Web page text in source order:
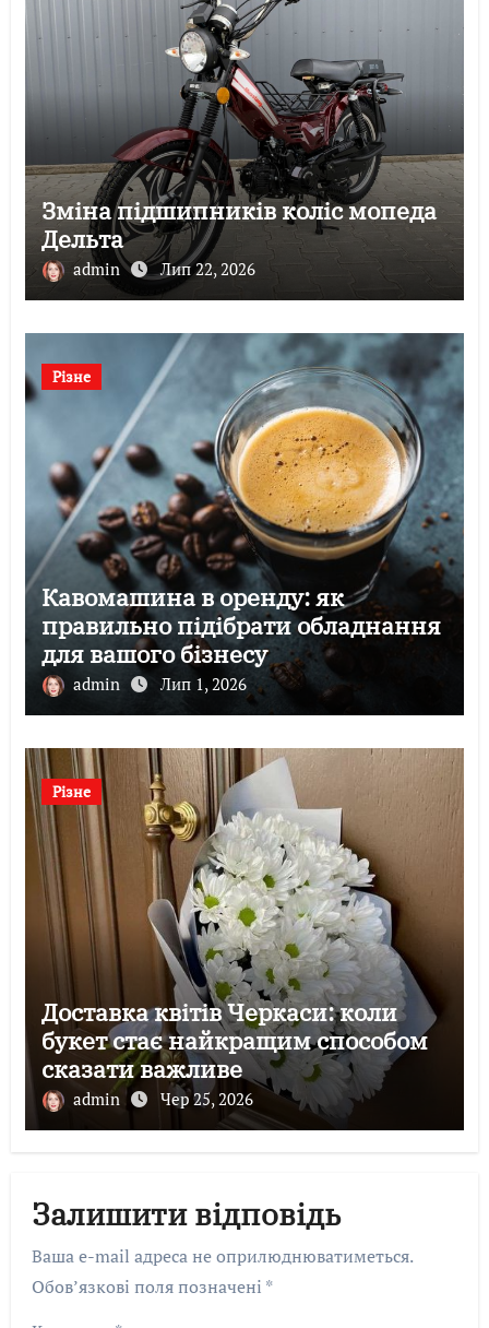
Зміна підшипників коліс мопеда
Дельта
admin Лип 22, 2026
Різне
Кавомашина в оренду: як
правильно підібрати обладнання
для вашого бізнесу
admin Лип 1, 2026
Різне
Доставка квітів Черкаси: коли
букет стає найкращим способом
сказати важливе
admin Чер 25, 2026
Залишити відповідь
Ваша e-mail адреса не оприлюднюватиметься.
Обов’язкові поля позначені *